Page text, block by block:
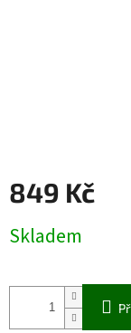
849 Kč
cena:
Skladem